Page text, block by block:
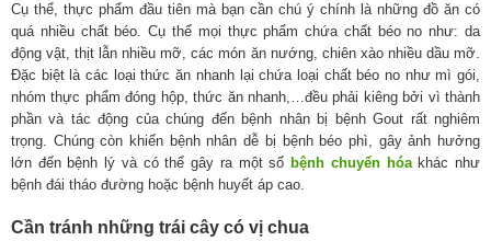
Cụ thể, thực phẩm đầu tiên mà bạn cần chú ý chính là những đồ ăn có
quá nhiều chất béo. Cụ thể mọi thực phẩm chứa chất béo no như: da
động vật, thịt lẫn nhiều mỡ, các món ăn nướng, chiên xào nhiều dầu mỡ.
Đặc biệt là các loại thức ăn nhanh lại chứa loại chất béo no như mì gói,
nhóm thực phẩm đóng hộp, thức ăn nhanh,…đều phải kiêng bởi vì thành
phần và tác động của chúng đến bệnh nhân bị bệnh Gout rất nghiêm
trọng. Chúng còn khiến bệnh nhân dễ bị bệnh béo phì, gây ảnh hưởng
lớn đến bệnh lý và có thể gây ra một số bệnh chuyển hóakhác như
bệnh đái tháo đường hoặc bệnh huyết áp cao.
Cần tránh những trái cây có vị chua